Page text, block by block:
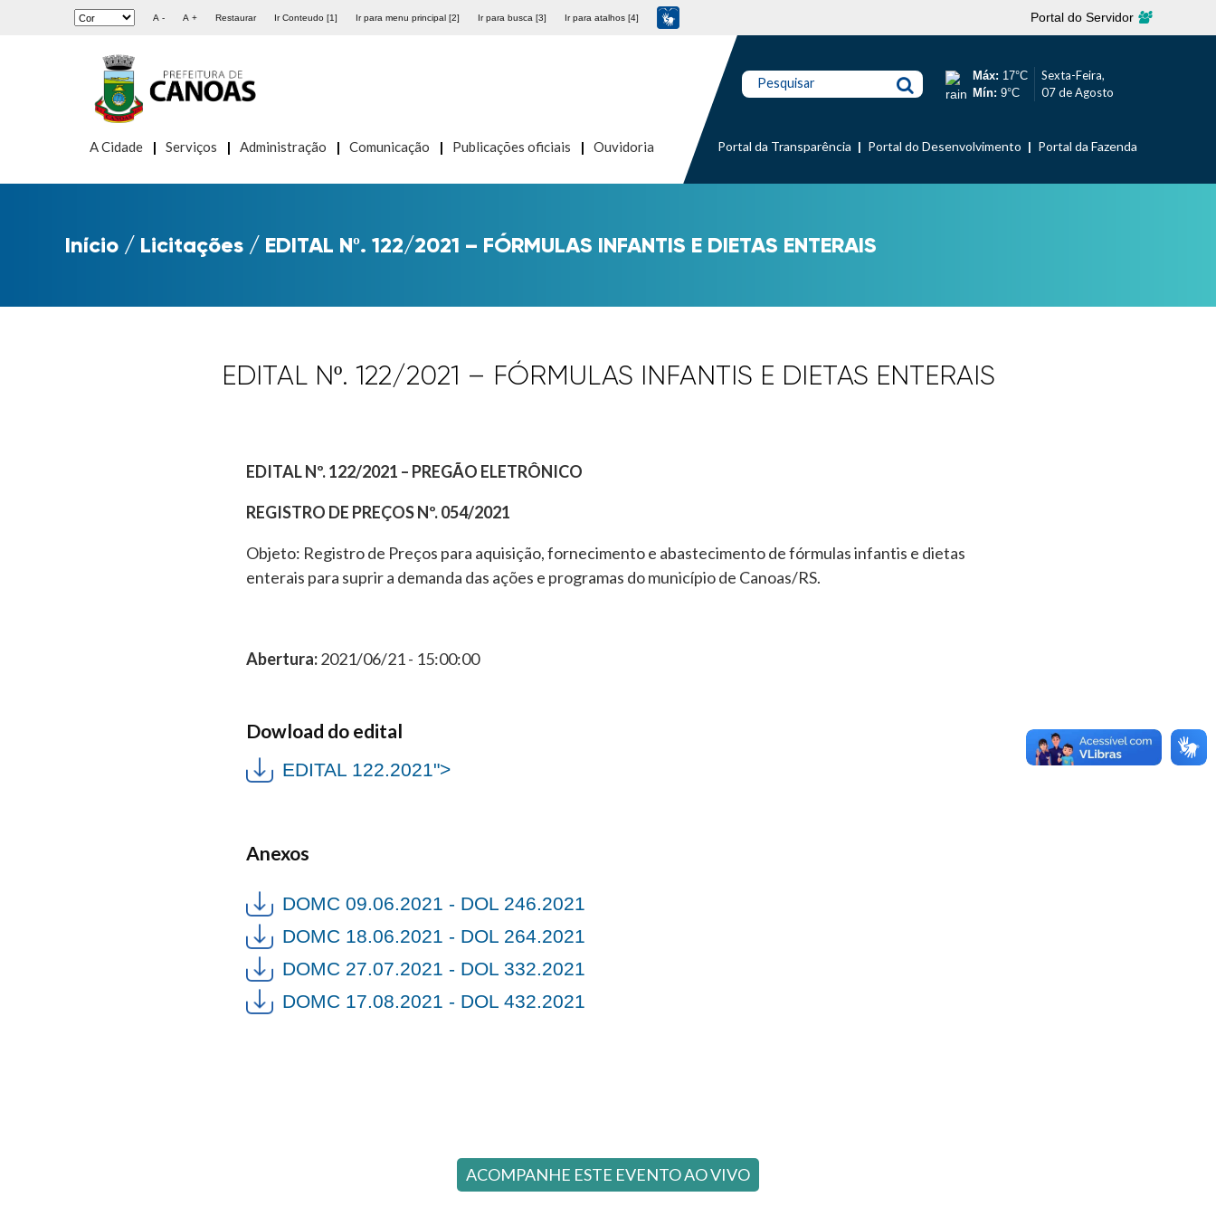
A - A + Restaurar Ir Conteudo [1] Ir para menu principal [2] Ir para busca [3] Ir para atalhos [4] Portal do Servidor
A Cidade Serviços Administração Comunicação Publicações oficiais Ouvidoria
Pesquisar Máx: 17°C
Mín: 9°C
Sexta-Feira,
07 de Agosto
Portal da Transparência Portal do Desenvolvimento Portal da Fazenda
Início / Licitações / EDITAL Nº. 122/2021 – FÓRMULAS INFANTIS E DIETAS ENTERAIS
EDITAL Nº. 122/2021 – FÓRMULAS INFANTIS E DIETAS ENTERAIS
EDITAL Nº. 122/2021 – PREGÃO ELETRÔNICO
REGISTRO DE PREÇOS Nº. 054/2021
Objeto: Registro de Preços para aquisição, fornecimento e abastecimento de fórmulas infantis e dietas
enterais para suprir a demanda das ações e programas do município de Canoas/RS.
Abertura:2021/06/21 - 15:00:00
Dowload do edital
EDITAL 122.2021">
Anexos
DOMC 09.06.2021 - DOL 246.2021
DOMC 18.06.2021 - DOL 264.2021
DOMC 27.07.2021 - DOL 332.2021
DOMC 17.08.2021 - DOL 432.2021
ACOMPANHE ESTE EVENTO AO VIVO